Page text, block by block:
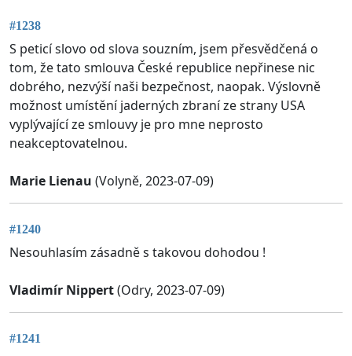
#1238
S peticí slovo od slova souzním, jsem přesvědčená o
tom, že tato smlouva České republice nepřinese nic
dobrého, nezvýší naši bezpečnost, naopak. Výslovně
možnost umístění jaderných zbraní ze strany USA
vyplývající ze smlouvy je pro mne neprosto
neakceptovatelnou.
Marie Lienau (Volyně, 2023-07-09)
#1240
Nesouhlasím zásadně s takovou dohodou !
Vladimír Nippert(Odry, 2023-07-09)
#1241